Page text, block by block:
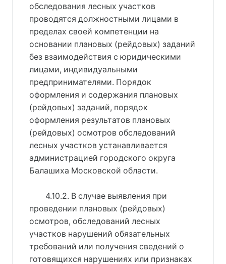
обследования лесных участков
проводятся должностными лицами в
пределах своей компетенции на
основании плановых (рейдовых) заданий
без взаимодействия с юридическими
лицами, индивидуальными
предпринимателями. Порядок
оформления и содержания плановых
(рейдовых) заданий, порядок
оформления результатов плановых
(рейдовых) осмотров обследований
лесных участков устанавливается
администрацией городского округа
Балашиха Московской области.
4.10.2. В случае выявления при
проведении плановых (рейдовых)
осмотров, обследований лесных
участков нарушений обязательных
требований или получения сведений о
готовящихся нарушениях или признаках